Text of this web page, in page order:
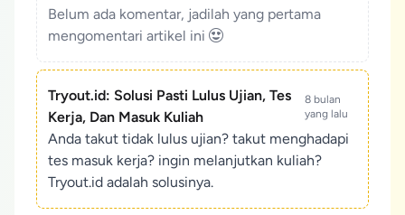
Belum ada komentar, jadilah yang pertama
mengomentari artikel ini
Tryout.id: Solusi Pasti Lulus Ujian, Tes
Kerja, Dan Masuk Kuliah
8 bulan
yang lalu
Anda takut tidak lulus ujian? takut menghadapi
tes masuk kerja? ingin melanjutkan kuliah?
Tryout.id adalah solusinya.